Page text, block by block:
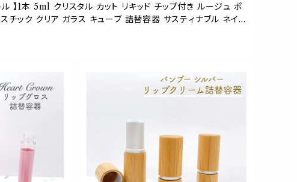
ッド チップ付き ルージュ ポ
ーティクルオイル オリジナル 手作り 夏色 ハンドメイド コス